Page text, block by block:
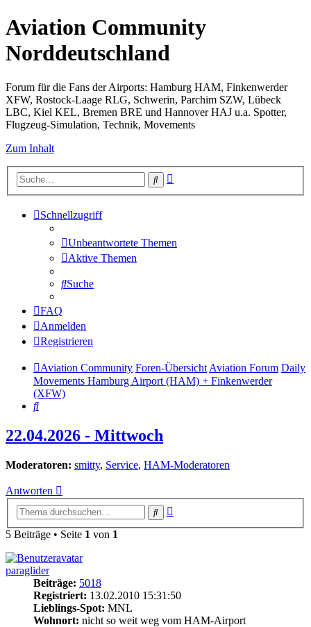
Aviation Community
Norddeutschland
Forum für die Fans der Airports: Hamburg HAM, Finkenwerder
XFW, Rostock-Laage RLG, Schwerin, Parchim SZW, Lübeck
LBC, Kiel KEL, Bremen BRE und Hannover HAJ u.a. Spotter,
Flugzeug-Simulation, Technik, Movements
Zum Inhalt
Suche
Schnellzugriff
Unbeantwortete Themen
Aktive Themen
Suche
FAQ
Anmelden
Registrieren
Aviation Community Foren-ÜbersichtAviation Forum Daily
Movements Hamburg Airport (HAM) + Finkenwerder
(XFW)
Suche
22.04.2026 - Mittwoch
Moderatoren: smitty, Service, HAM-Moderatoren
Antworten
Suche
5 Beiträge • Seite 1 von 1
paraglider
Beiträge: 5018
Registriert: 13.02.2010 15:31:50
Lieblings-Spot: MNL
Wohnort: nicht so weit weg vom HAM-Airport